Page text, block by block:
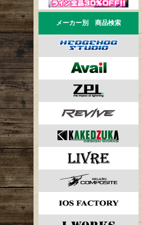
メーカー別 商品検索